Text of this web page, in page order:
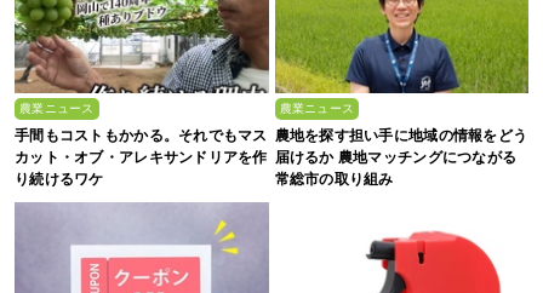
農業ニュース
手間もコストもかかる。それでもマス
カット・オブ・アレキサンドリアを作
り続けるワケ
農業ニュース
農地を探す担い手に地域の情報をどう
届けるか 農地マッチングにつながる
常総市の取り組み